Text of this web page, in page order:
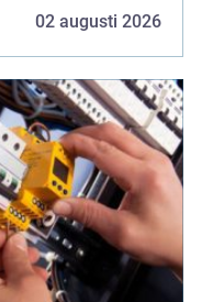
02 augusti 2026